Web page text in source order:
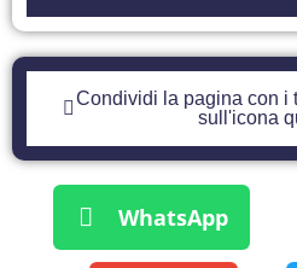
Condividi la pagina con i
sull'icona
WhatsApp